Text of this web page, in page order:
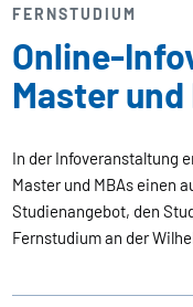
FERNSTUDIUM
Online-
Master und
In der Infoveranstaltung
Master und MBAs einen
Studienangebot, den
Fernstudium an der